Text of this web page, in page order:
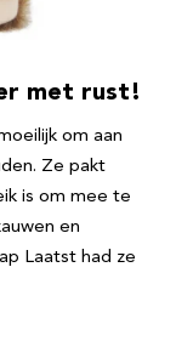
met rust!
om aan
Ze pakt
is om mee te
en
Laatst had ze